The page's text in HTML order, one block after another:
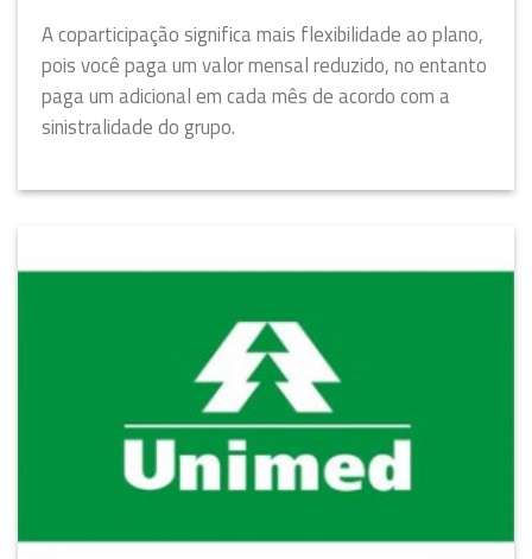
A coparticipação significa mais flexibilidade ao plano,
pois você paga um valor mensal reduzido, no entanto
paga um adicional em cada mês de acordo com a
sinistralidade do grupo.